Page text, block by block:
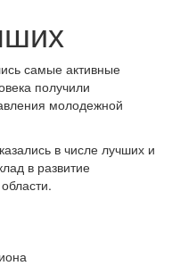
самые активные
получили
молодежной
в числе лучших и
в развитие